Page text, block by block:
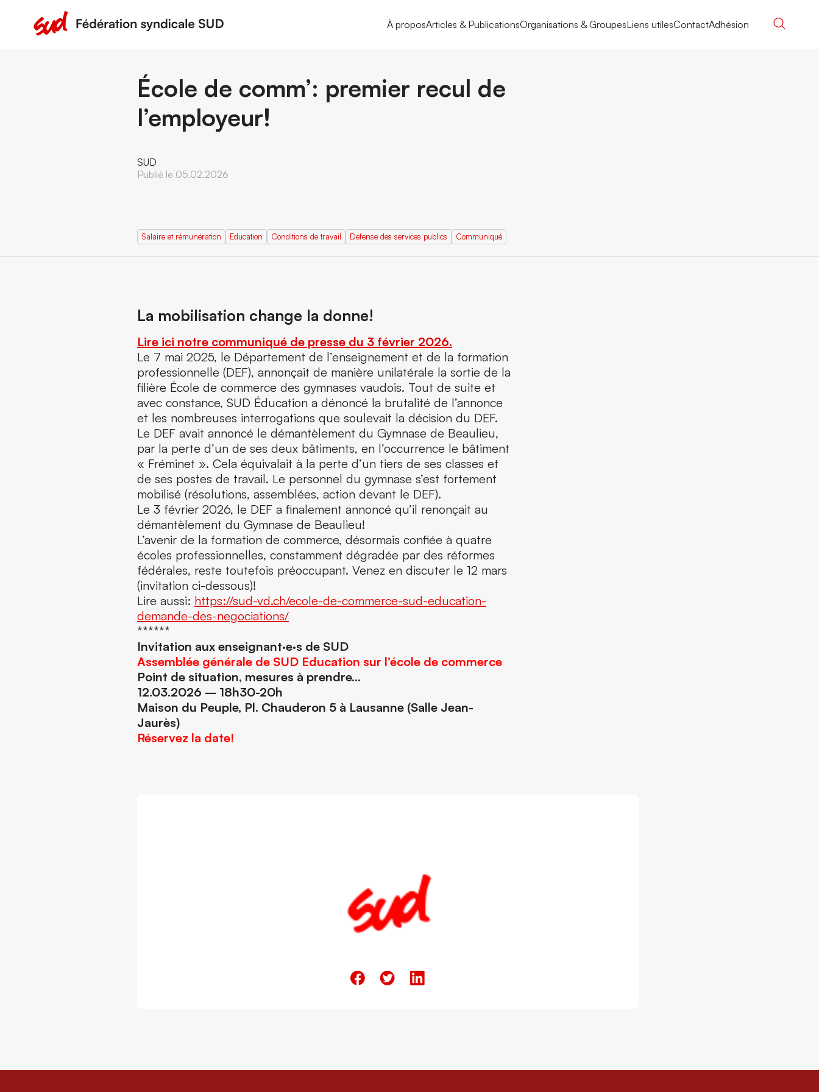
À proposArticles & PublicationsOrganisations & GroupesLiens utilesContactAdhésion
École de comm’: premier recul de
l’employeur!
SUD
Publié le 05.02.2026
Salaire et rémunération Education Conditions de travail Défense des services publics Communiqué
La mobilisation change la donne!
Lire ici notre communiqué de presse du 3 février 2026.
Le 7 mai 2025, le Département de l’enseignement et de la formation
professionnelle (DEF), annonçait de manière unilatérale la sortie de la
filière École de commerce des gymnases vaudois. Tout de suite et
avec constance, SUD Éducation a dénoncé la brutalité de l’annonce
et les nombreuses interrogations que soulevait la décision du DEF.
Le DEF avait annoncé le démantèlement du Gymnase de Beaulieu,
par la perte d’un de ses deux bâtiments, en l’occurrence le bâtiment
« Fréminet ». Cela équivalait à la perte d’un tiers de ses classes et
de ses postes de travail. Le personnel du gymnase s’est fortement
mobilisé (résolutions, assemblées, action devant le DEF).
Le 3 février 2026, le DEF a finalement annoncé qu’il renonçait au
démantèlement du Gymnase de Beaulieu!
L’avenir de la formation de commerce, désormais confiée à quatre
écoles professionnelles, constamment dégradée par des réformes
fédérales, reste toutefois préoccupant. Venez en discuter le 12 mars
(invitation ci-dessous)!
Lire aussi: https://sud-vd.ch/ecole-de-commerce-sud-education-
demande-des-negociations/
******
Invitation aux enseignant·e·s de SUD
Assemblée générale de SUD Education sur l’école de commerce
Point de situation, mesures à prendre…
12.03.2026 – 18h30-20h
Maison du Peuple, Pl. Chauderon 5 à Lausanne (Salle Jean-
Jaurès)
Réservez la date!